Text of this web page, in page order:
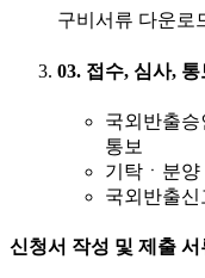
구비서류 다운로
03. 접수, 심사,
국외반출승
통보
기탁ㆍ분
국외반출
신청서 작성 및 제출 서